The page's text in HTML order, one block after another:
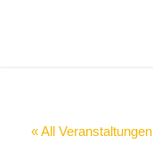
« All Veranstaltungen